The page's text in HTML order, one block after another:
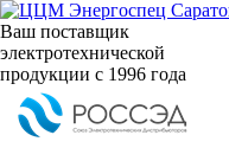
Ваш поставщик
электротехнической
продукции с 1996 года